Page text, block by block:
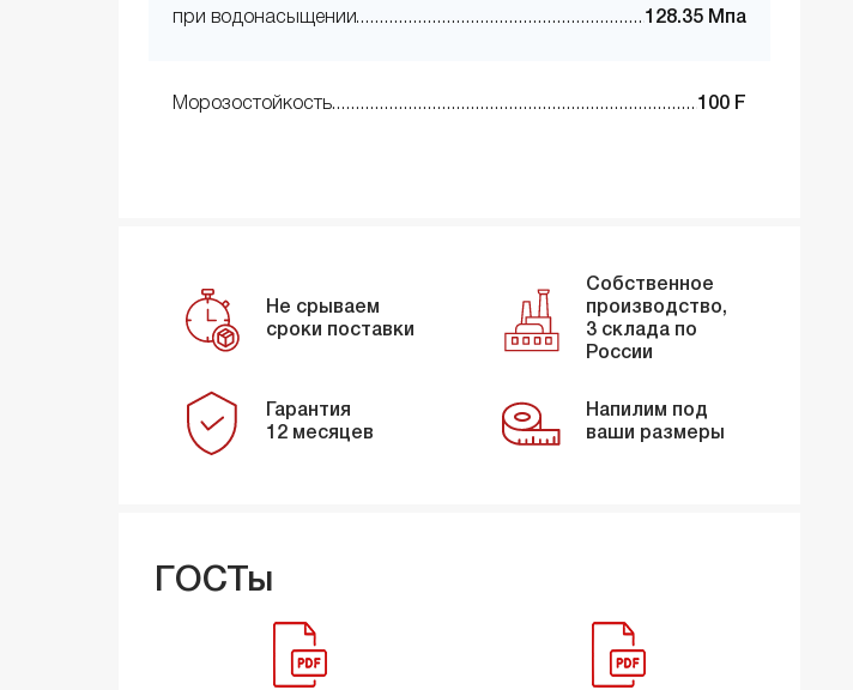
при водонасыщении
128.35 Мпа
Морозостойкость 100 F
Не срываем
сроки поставки
Собственное
производство,
3 склада по
России
Гарантия
12 месяцев
Напилим под
ваши размеры
ГОСТы